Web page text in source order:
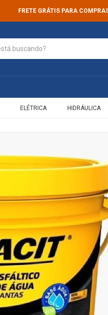
FRETE GRÁTIS PARA
ELÉTRICA HIDRÁULICA